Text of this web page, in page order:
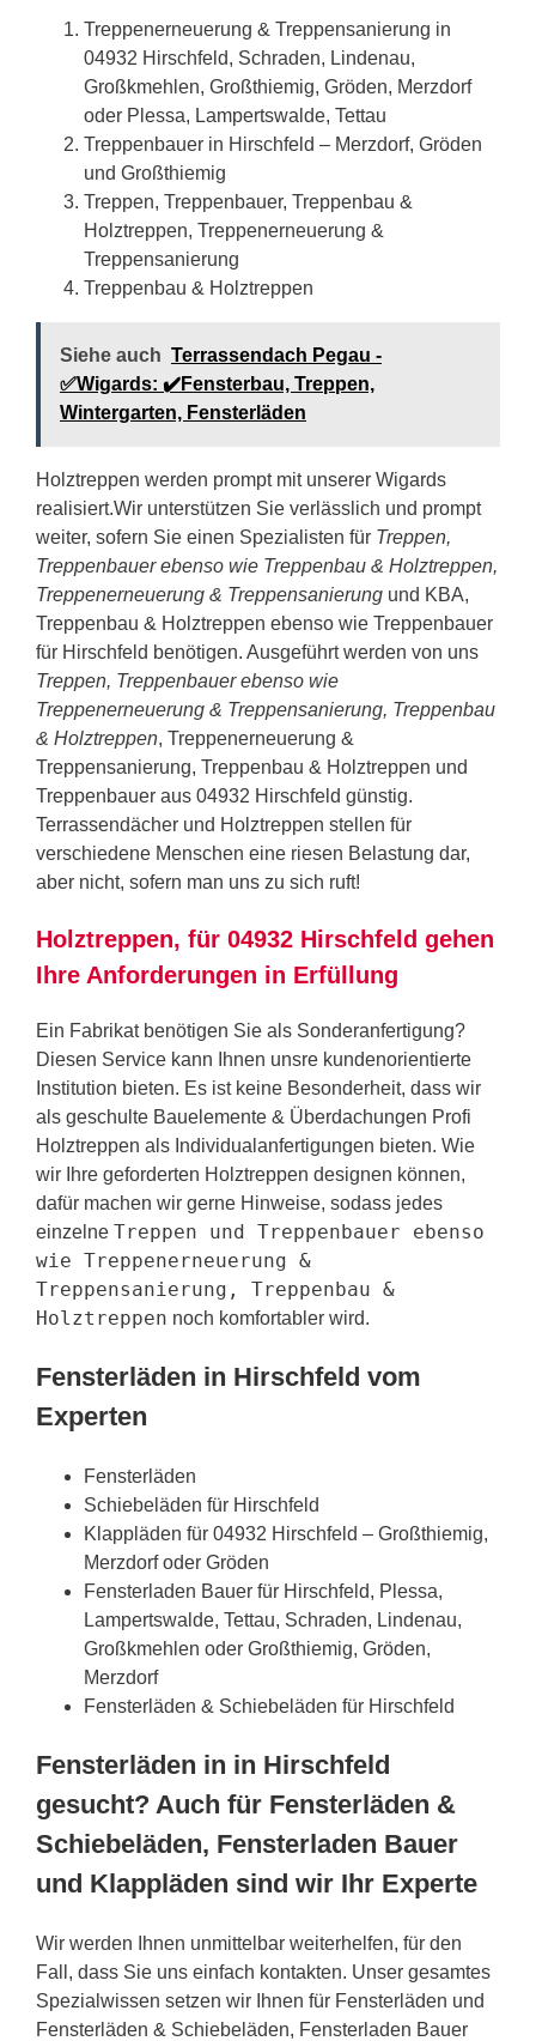
Treppenerneuerung & Treppensanierung in
04932 Hirschfeld, Schraden, Lindenau,
Großkmehlen, Großthiemig, Gröden, Merzdorf
oder Plessa, Lampertswalde, Tettau
Treppenbauer in Hirschfeld – Merzdorf, Gröden
und Großthiemig
Treppen, Treppenbauer, Treppenbau &
Holztreppen, Treppenerneuerung &
Treppensanierung
Treppenbau & Holztreppen
Siehe auch Terrassendach Pegau -
✅Wigards: ✔️Fensterbau, Treppen,
Wintergarten, Fensterläden
Holztreppen werden prompt mit unserer Wigards
realisiert.Wir unterstützen Sie verlässlich und prompt
weiter, sofern Sie einen Spezialisten für Treppen,
Treppenbauer ebenso wie Treppenbau & Holztreppen,
Treppenerneuerung & Treppensanierung und KBA,
Treppenbau & Holztreppen ebenso wie Treppenbauer
für Hirschfeld benötigen. Ausgeführt werden von uns
Treppen, Treppenbauer ebenso wie
Treppenerneuerung & Treppensanierung, Treppenbau
& Holztreppen, Treppenerneuerung &
Treppensanierung, Treppenbau & Holztreppen und
Treppenbauer aus 04932 Hirschfeld günstig.
Terrassendächer und Holztreppen stellen für
verschiedene Menschen eine riesen Belastung dar,
aber nicht, sofern man uns zu sich ruft!
Holztreppen, für 04932 Hirschfeld gehen
Ihre Anforderungen in Erfüllung
Ein Fabrikat benötigen Sie als Sonderanfertigung?
Diesen Service kann Ihnen unsre kundenorientierte
Institution bieten. Es ist keine Besonderheit, dass wir
als geschulte Bauelemente & Überdachungen Profi
Holztreppen als Individualanfertigungen bieten. Wie
wir Ihre geforderten Holztreppen designen können,
dafür machen wir gerne Hinweise, sodass jedes
einzelne Treppen und Treppenbauer ebenso
wie Treppenerneuerung &
Treppensanierung, Treppenbau &
Holztreppen noch komfortabler wird.
Fensterläden in Hirschfeld vom
Experten
Fensterläden
Schiebeläden für Hirschfeld
Klappläden für 04932 Hirschfeld – Großthiemig,
Merzdorf oder Gröden
Fensterladen Bauer für Hirschfeld, Plessa,
Lampertswalde, Tettau, Schraden, Lindenau,
Großkmehlen oder Großthiemig, Gröden,
Merzdorf
Fensterläden & Schiebeläden für Hirschfeld
Fensterläden in in Hirschfeld
gesucht? Auch für Fensterläden &
Schiebeläden, Fensterladen Bauer
und Klappläden sind wir Ihr Experte
Wir werden Ihnen unmittelbar weiterhelfen, für den
Fall, dass Sie uns einfach kontakten. Unser gesamtes
Spezialwissen setzen wir Ihnen für Fensterläden und
Fensterläden & Schiebeläden, Fensterladen Bauer